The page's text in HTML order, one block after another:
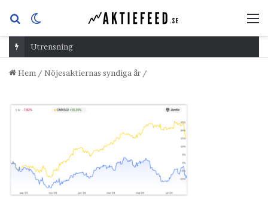
Sök
efterskin
Utrensning
Hem / Nöjesaktiernas syndiga år /